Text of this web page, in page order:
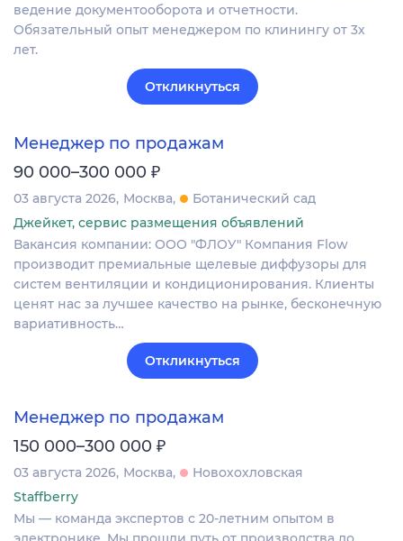
ведение документооборота и отчетности.
Обязательный опыт менеджером по клинингу от 3х
лет.
Откликнуться
Менеджер по продажам
90 000–300 000 ₽
03 августа 2026 Москва
Ботанический сад
Джейкет, сервис размещения объявлений
Вакансия компании: ООО "ФЛОУ" Компания Flow
производит премиальные щелевые диффузоры для
систем вентиляции и кондиционирования. Клиенты
ценят нас за лучшее качество на рынке, бесконечную
вариативность…
Откликнуться
Менеджер по продажам
150 000–300 000 ₽
03 августа 2026 Москва
Новохохловская
Staffberry
Мы — команда экспертов с 20-летним опытом в